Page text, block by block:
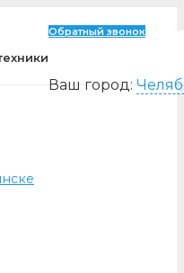
Обратный звонок
Ваш город: